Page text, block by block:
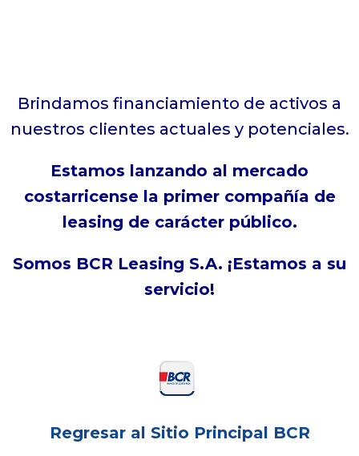
Brindamos financiamiento de activos a
nuestros clientes actuales y potenciales.
Estamos lanzando al mercado
costarricense la primer compañía de
leasing de carácter público.
Somos BCR Leasing S.A. ¡Estamos a su
servicio!
Regresar al Sitio Principal BCR